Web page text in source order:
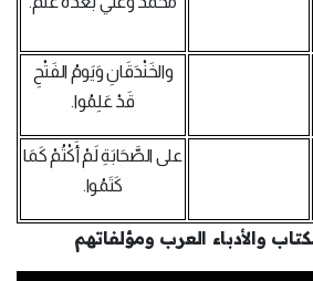
والخَنْدَقَانِ وَيَومُ الفَتْحِ
قَدْ عَلِمُوا.
على الصَّحَابَةِ لَمْ أَكْتُمْ كَمَا
كَتَمُوا.
والأدباء العرب ومؤلفاتهم